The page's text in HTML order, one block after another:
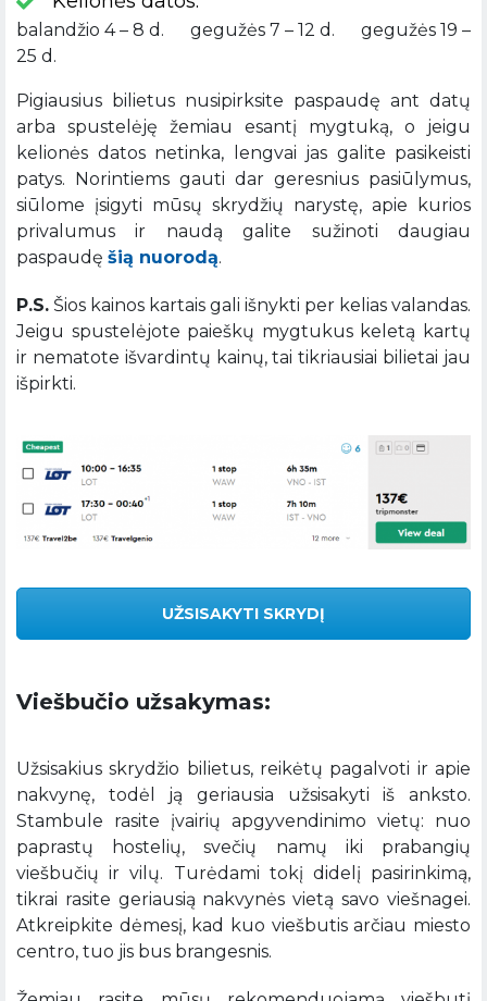
balandžio 4 – 8 d. gegužės 7 – 12 d. gegužės 19 –
25 d.
Pigiausius bilietus nusipirksite paspaudę ant datų
arba spustelėję žemiau esantį mygtuką, o jeigu
kelionės datos netinka, lengvai jas galite pasikeisti
patys. Norintiems gauti dar geresnius pasiūlymus,
siūlome įsigyti mūsų skrydžių narystę, apie kurios
privalumus ir naudą galite sužinoti daugiau
paspaudę šią nuorodą.
P.S. Šios kainos kartais gali išnykti per kelias valandas.
Jeigu spustelėjote paieškų mygtukus keletą kartų
ir nematote išvardintų kainų, tai tikriausiai bilietai jau
išpirkti.
UŽSISAKYTI SKRYDĮ
Viešbučio užsakymas:
Užsisakius skrydžio bilietus, reikėtų pagalvoti ir apie
nakvynę, todėl ją geriausia užsisakyti iš anksto.
Stambule rasite įvairių apgyvendinimo vietų: nuo
paprastų hostelių, svečių namų iki prabangių
viešbučių ir vilų. Turėdami tokį didelį pasirinkimą,
tikrai rasite geriausią nakvynės vietą savo viešnagei.
Atkreipkite dėmesį, kad kuo viešbutis arčiau miesto
centro, tuo jis bus brangesnis.